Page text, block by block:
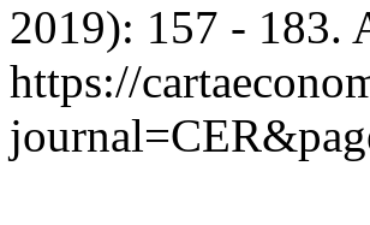
2019): 157 - 183.
https://